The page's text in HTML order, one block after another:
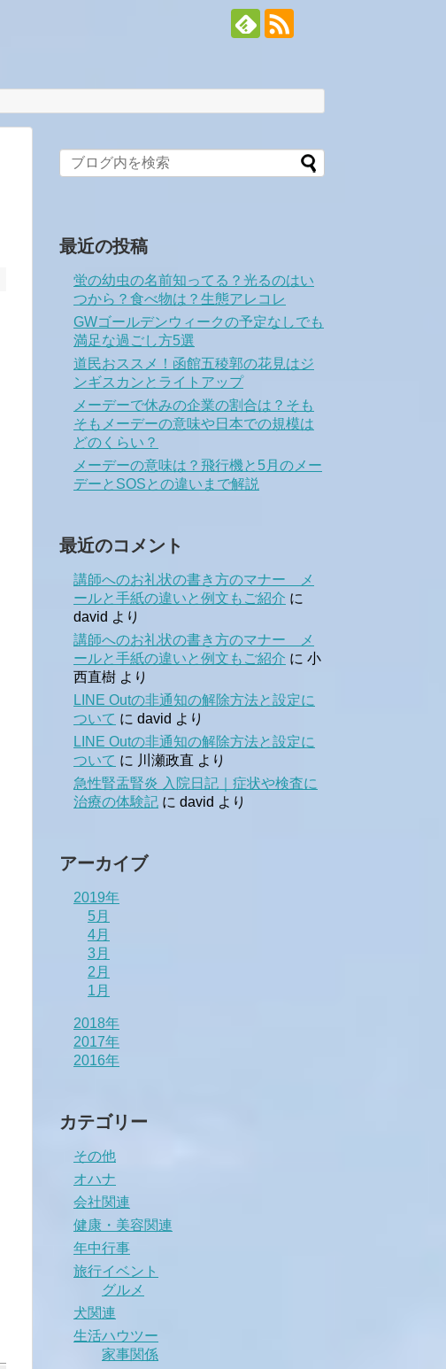
最近の投稿
蛍の幼虫の名前知ってる？光るのはい
つから？食べ物は？生態アレコレ
GWゴールデンウィークの予定なしでも
満足な過ごし方5選
道民おススメ！函館五稜郭の花見はジ
ンギスカンとライトアップ
メーデーで休みの企業の割合は？そも
そもメーデーの意味や日本での規模は
どのくらい？
メーデーの意味は？飛行機と5月のメー
デーとSOSとの違いまで解説
最近のコメント
講師へのお礼状の書き方のマナー メ
ールと手紙の違いと例文もご紹介 に
david より
講師へのお礼状の書き方のマナー メ
ールと手紙の違いと例文もご紹介 に 小
西直樹 より
LINE Outの非通知の解除方法と設定に
ついて に david より
LINE Outの非通知の解除方法と設定に
ついて に 川瀬政直 より
急性腎盂腎炎 入院日記｜症状や検査に
治療の体験記 に david より
アーカイブ
2019年
5月
4月
3月
2月
1月
2018年
2017年
2016年
カテゴリー
その他
オハナ
会社関連
健康・美容関連
年中行事
旅行イベント
グルメ
犬関連
生活ハウツー
家事関係